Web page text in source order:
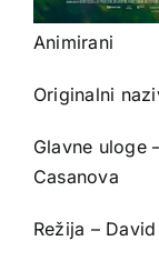
Animirani
Originalni
Glavne uloge
Casanova
Režija –